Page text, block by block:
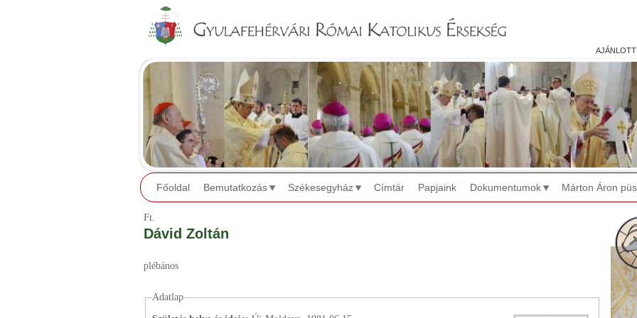
ajánlott
Főoldal Bemutatkozás Székesegyház Címtár Papjaink Dokumentumok Márton Áron
Ft.
Dávid Zoltán
plébános
Adatlap